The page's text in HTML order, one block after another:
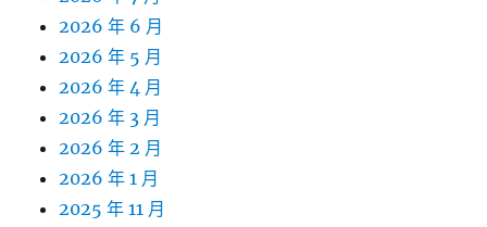
2026 年 6 月
2026 年 5 月
2026 年 4 月
2026 年 3 月
2026 年 2 月
2026 年 1 月
2025 年 11 月